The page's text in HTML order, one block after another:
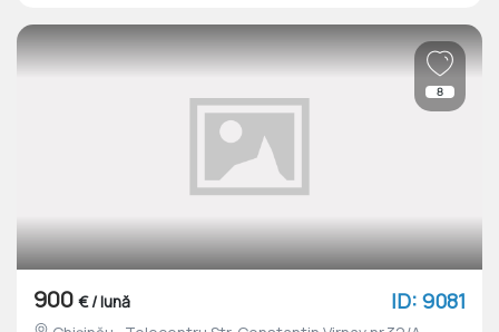
8
900 € / lună ID: 9081